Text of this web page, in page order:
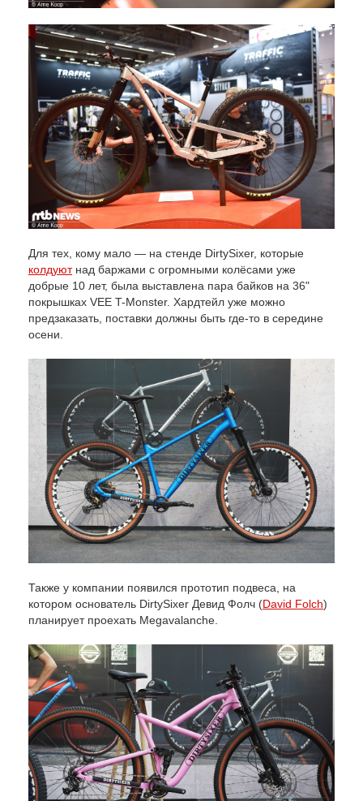
Для тех, кому мало — на стенде DirtySixer, которые
колдуютнад баржами с огромными колёсами уже
добрые 10 лет, была выставлена пара байков на 36"
покрышках VEE T-Monster. Хардтейл уже можно
предзаказать, поставки должны быть где-то в середине
осени.
Также у компании появился прототип подвеса, на
котором основатель DirtySixer Девид Фолч (David Folch)
планирует проехать Megavalanche.